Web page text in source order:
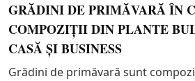
GRĂDINI DE PRIMĂVARĂ ÎN
COMPOZIȚII DIN PLANTE
CASĂ ȘI BUSINESS
Grădini de primăvară sunt